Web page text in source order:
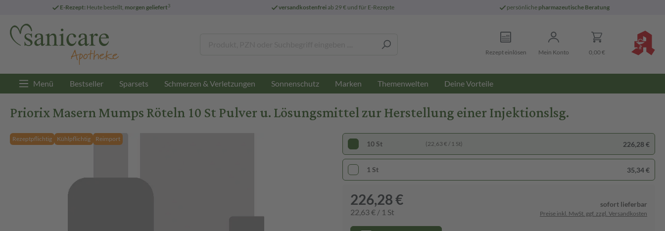
E-Rezept: Heute bestellt, morgen geliefert3 versandkostenfreiab 29 € und für E-Rezepte persönliche pharmazeutische Beratung
Rezept einlösen Mein Konto 0,00 €
Menü Bestseller Sparsets Schmerzen & Verletzungen Sonnenschutz Marken Themenwelten Deine Vorteile
Priorix Masern Mumps Röteln 10 St Pulver u. Lösungsmittel zur Herstellung einer Injektionslsg.
Rezeptpflichtig Kühlpflichtig Reimport
10 St (22,63 € / 1 St) 226,28 €
1 St 35,34 €
226,28 €
22,63 € / 1 St
sofort lieferbar
Preise inkl. MwSt. ggf. zzgl. Versandkosten